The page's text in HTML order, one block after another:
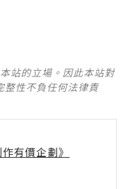
站的立場。因此本站對
整性不負任何法律責
有價企劃》